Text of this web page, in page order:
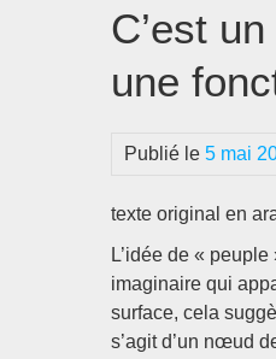
C’est
une
Publié le 5 mai
texte original en
L’idée de «
imaginaire qui
surface, cela
s’agit d’un nœud